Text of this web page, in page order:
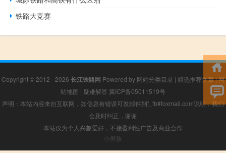
铁路大竞赛
Copyright © 2012 - 2026 长江铁路网 Powered by 网站分类目录 | 精选推荐文章|网
站地图 | 疑难解答 冀ICP备05011519号
声明：本站内容来自互联网，如信息有错误可发邮件到f_fb#foxmail.com说明，我们
会及时纠正，谢谢
本站仅为个人兴趣爱好，不接盈利性广告及商业合作
小男孩